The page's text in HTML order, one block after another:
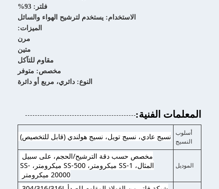
فلتر: 93%
الاستخدام: يستخدم لترشيح الهواء والسائل
الميزات:
مرن
متين
مقاوم للتآكل
مخصص: متوفر
النوع: دائري، مربع أو دائرة
المعلمات الفنية:
أسلوب
النسيج
نسيج عادي، نسيج تويل، نسيج هولندي (قابل للتخصيص)
الموديل
المثال، SS-1 ميكرومتر، SS-500 ميكرومتر، SS-
20000 ميكرومتر